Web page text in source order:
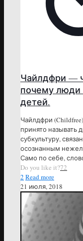
Чайлдфри —
почему люди
детей.
Чайлдфри
принято называть
субкультуру,
осознанным
Само по себе,
Do you like it?72
2 Read more
21 июля, 2018